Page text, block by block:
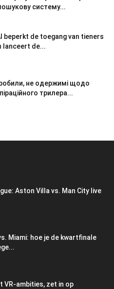
систему...
beperkt de toegang van tieners
lanceert de...
не одержимі щодо
трилера...
Aston Villa vs. Man City live
Miami: hoe je de kwartfinale
VR-ambities, zet in op